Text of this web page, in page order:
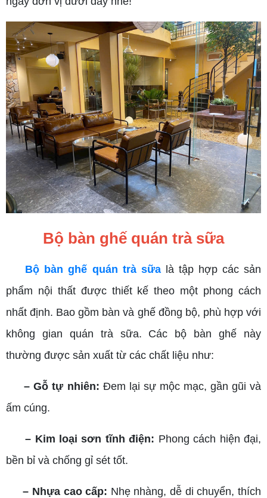
Bộ bàn ghế quán trà sữa
Bộ bàn ghế quán trà sữalà tập hợp các sản
phẩm nội thất được thiết kế theo một phong cách
nhất định. Bao gồm bàn và ghế đồng bộ, phù hợp với
không gian quán trà sữa. Các bộ bàn ghế này
thường được sản xuất từ các chất liệu như:
– Gỗ tự nhiên: Đem lại sự mộc mạc, gần gũi và
ấm cúng.
– Kim loại sơn tĩnh điện: Phong cách hiện đại,
bền bỉ và chống gỉ sét tốt.
– Nhựa cao cấp: Nhẹ nhàng, dễ di chuyển, thích